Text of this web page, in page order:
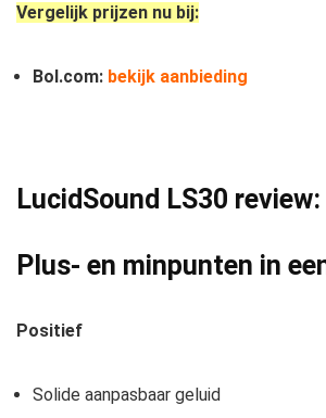
Vergelijk prijzen nu bij:
Bol.com: bekijk aanbieding
LucidSound LS30 review:
Plus- en minpunten in
Positief
Solide aanpasbaar geluid